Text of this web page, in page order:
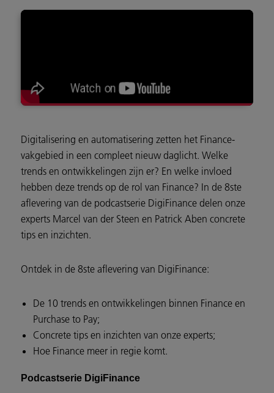
Digitalisering en automatisering zetten het Finance-
vakgebied in een compleet nieuw daglicht. Welke
trends en ontwikkelingen zijn er? En welke invloed
hebben deze trends op de rol van Finance? In de 8ste
aflevering van de podcastserie DigiFinance delen onze
experts Marcel van der Steen en Patrick Aben concrete
tips en inzichten.
Ontdek in de 8ste aflevering van DigiFinance:
De 10 trends en ontwikkelingen binnen Finance en
Purchase to Pay;
Concrete tips en inzichten van onze experts;
Hoe Finance meer in regie komt.
Podcastserie DigiFinance